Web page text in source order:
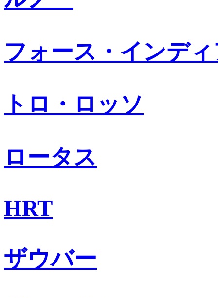
フォース・インデ
トロ・ロッソ
ロータス
HRT
ザウバー